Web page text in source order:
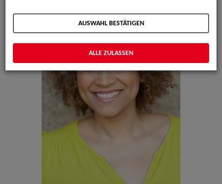
AUSWAHL BESTÄTIGEN
ALLE ZULASSEN